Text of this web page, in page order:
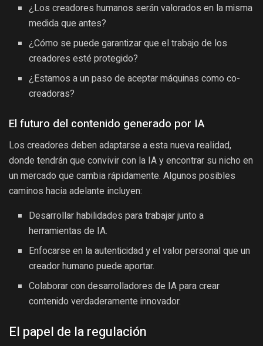
¿Los creadores humanos serán valorados en la misma
medida que antes?
¿Cómo se puede garantizar que el trabajo de los
creadores esté protegido?
¿Estamos a un paso de aceptar máquinas como co-
creadoras?
El futuro del contenido generado por IA
Los creadores deben adaptarse a esta nueva realidad,
donde tendrán que convivir con la IA y encontrar su nicho en
un mercado que cambia rápidamente. Algunos posibles
caminos hacia adelante incluyen:
Desarrollar habilidades para trabajar junto a
herramientas de IA.
Enfocarse en la autenticidad y el valor personal que un
creador humano puede aportar.
Colaborar con desarrolladores de IA para crear
contenido verdaderamente innovador.
El papel de la regulación